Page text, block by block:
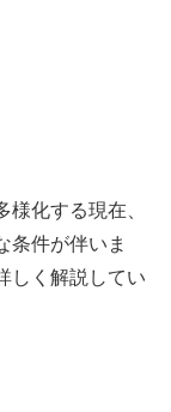
化する現在、
条件が伴いま
しく解説してい